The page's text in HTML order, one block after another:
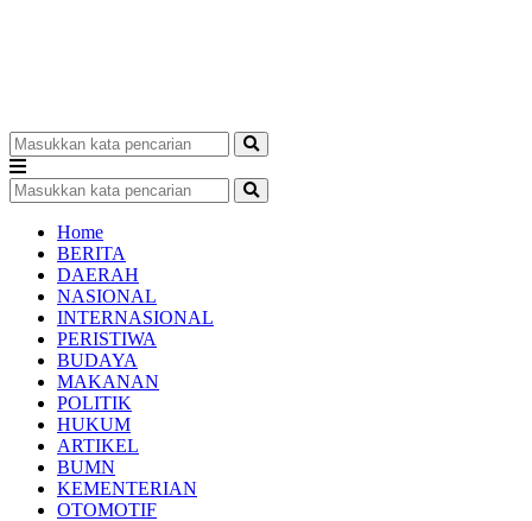
Home
BERITA
DAERAH
NASIONAL
INTERNASIONAL
PERISTIWA
BUDAYA
MAKANAN
POLITIK
HUKUM
ARTIKEL
BUMN
KEMENTERIAN
OTOMOTIF